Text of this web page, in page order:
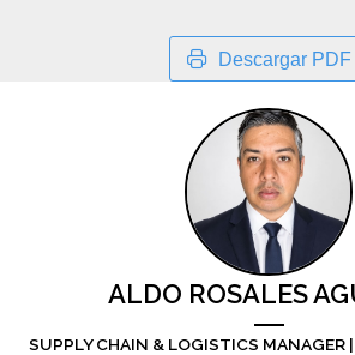
Descargar PDF
ALDO ROSALES
SUPPLY CHAIN & LOGISTICS MANAGER